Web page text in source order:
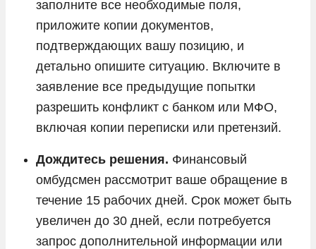
заполните все необходимые поля,
приложите копии документов,
подтверждающих вашу позицию, и
детально опишите ситуацию. Включите в
заявление все предыдущие попытки
разрешить конфликт с банком или МФО,
включая копии переписки или претензий.
Дождитесь решения. Финансовый
омбудсмен рассмотрит ваше обращение в
течение 15 рабочих дней. Срок может быть
увеличен до 30 дней, если потребуется
запрос дополнительной информации или